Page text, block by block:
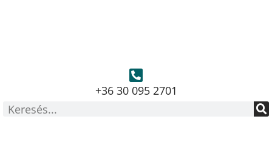
+36 30 095 2701